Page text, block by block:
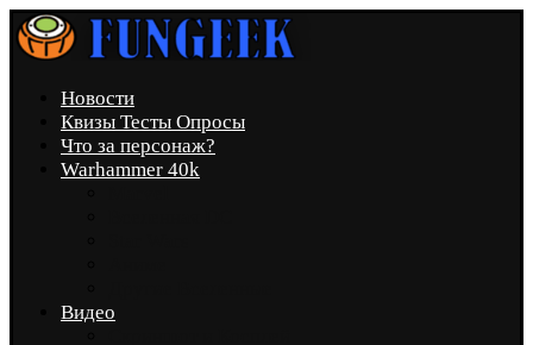
Новости
Квизы Тесты Опросы
Что за персонаж?
Warhammer 40k
Видео